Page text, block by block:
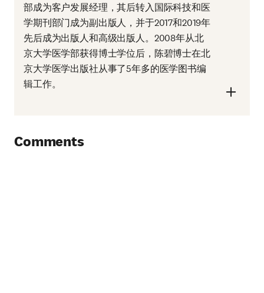
部成为客户发展经理，其后转入国际科技和医
学期刊部门成为副出版人，并于2017和2019年
先后成为出版人和高级出版人。2008年从北
京大学医学部获得博士学位后，陈碧博士在北
京大学医学出版社从事了5年多的医学图书编
辑工作。
Comments